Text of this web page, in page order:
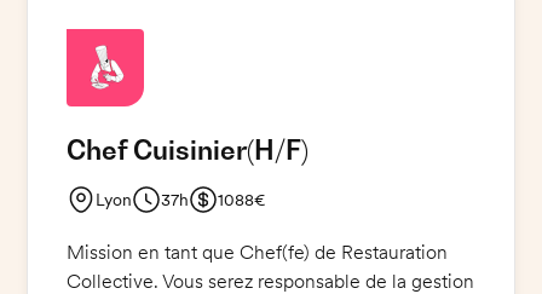
qualité.
Chef Cuisinier(H/F)
Lyon 37h 1088€
Mission en tant que Chef(fe) de Restauration
Collective. Vous serez responsable de la gestion